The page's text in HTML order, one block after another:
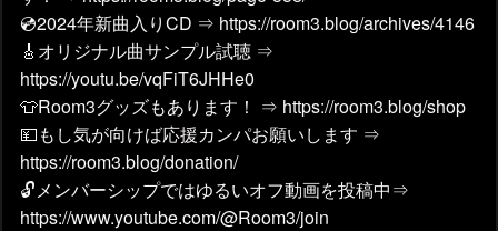
💿2024年新曲入りCD ⇒ https://room3.blog/archives/4146
🎸オリジナル曲サンプル試聴 ⇒
https://youtu.be/vqFiT6JHHe0
👕Room3グッズもあります！ ⇒ https://room3.blog/shop
💴もし気が向けば応援カンパお願いします ⇒
https://room3.blog/donation/
🔓メンバーシップではゆるいオフ動画を投稿中⇒
https://www.youtube.com/@Room3/join